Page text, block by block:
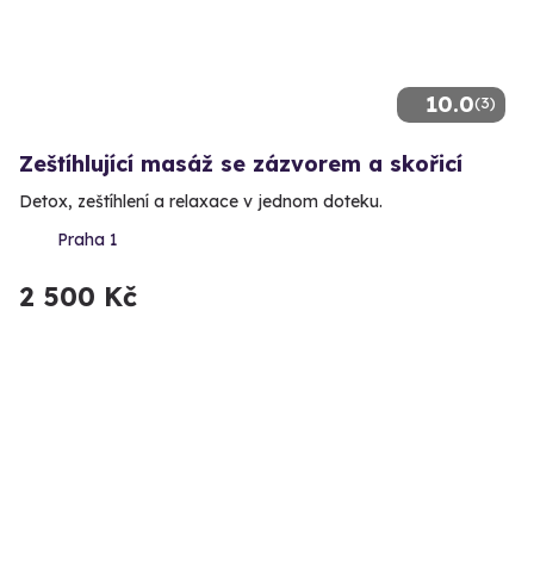
10.0(3)
Zeštíhlující masáž se zázvorem a skořicí
Detox, zeštíhlení a relaxace v jednom doteku.
Praha 1
2 500 Kč